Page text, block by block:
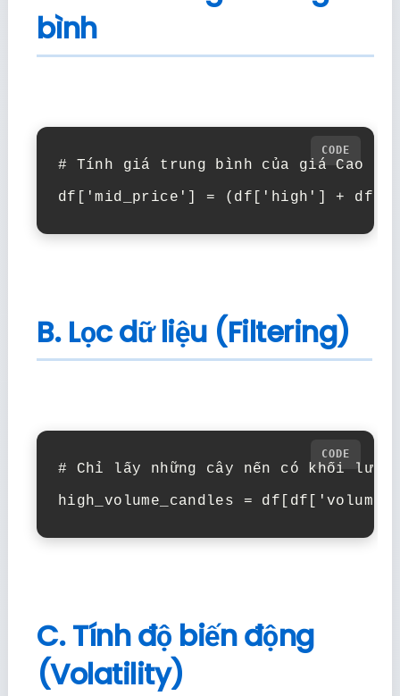
bình
# Tính giá trung bình của giá Cao
B. Lọc dữ liệu (Filtering)
# Chỉ lấy những cây nến có khối
C. Tính độ biến động
(Volatility)